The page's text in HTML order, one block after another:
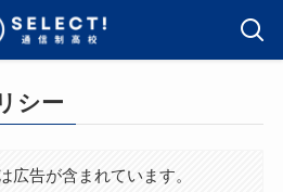
シー
広告が含まれています。